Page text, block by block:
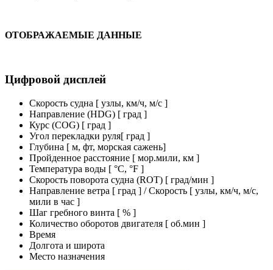
ОТОБРАЖАЕМЫЕ ДАННЫЕ
Цифровой дисплей
Скорость судна [ узлы, км/ч, м/с ]
Направление (HDG) [ град ]
Курс (COG) [ град ]
Угол перекладки руля[ град ]
Глубина [ м, фт, морская сажень]
Пройденное расстояние [ мор.мили, км ]
Температура воды [ °C, °F ]
Скорость поворота судна (ROT) [ град/мин ]
Направление ветра [ град ] / Скорость [ узлы, км/ч, м/с,
мили в час ]
Шаг гребного винта [ % ]
Количество оборотов двигателя [ об.мин ]
Время
Долгота и широта
Место назначения